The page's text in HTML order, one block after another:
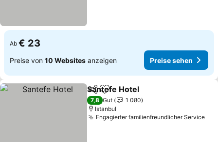
Ab € 23
Preise von 10 Websites anzeigen Preise sehen
TeilenZu Favoriten hinzufügen
Santefe Hotel
7,8 Gut
1 080
Istanbul
Engagierter familienfreundlicher Service